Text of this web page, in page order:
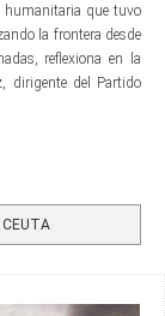
humanitaria que tuvo
la frontera desde
reflexiona en la
dirigente del Partido
CEUTA